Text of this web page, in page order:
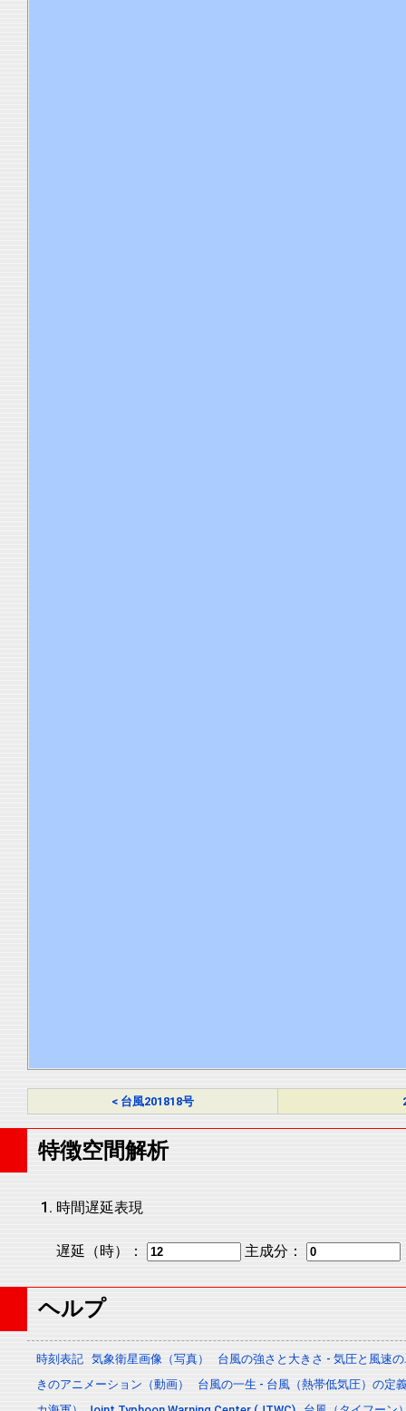
< 台風201818号
特徴空間解析
時間遅延表現
遅延（時）： 主成分：
ヘルプ
時刻表記 気象衛星画像（写真）
台風の強さと大きさ - 気圧と風速
きのアニメーション（動画）
台風の一生 - 台風（熱帯低気圧）の定